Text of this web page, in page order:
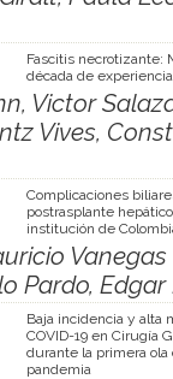
Fascitis necrotizante:
década de experiencia
Victor
Vives,
Complicaciones
postrasplante
institución de
Pardo,
Baja incidencia y alta
COVID-19 en Cirugía
durante la primera ola
pandemia